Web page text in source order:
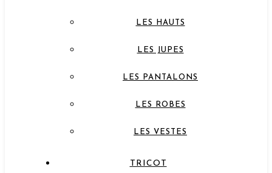
LES HAUTS
LES JUPES
LES PANTALONS
LES ROBES
LES VESTES
TRICOT